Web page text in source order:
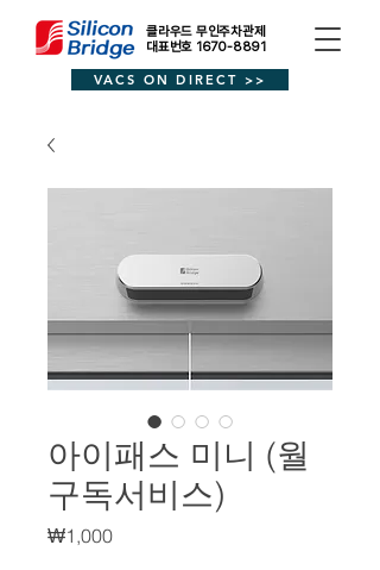
클라우드 무인주차관제
대표번호 1670-8891
VACS ON DIRECT >>
아이패스 미니 (월
구독서비스)
₩1,000가